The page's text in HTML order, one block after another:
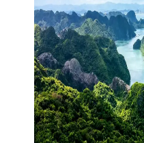
Socials
Facebook
Instagram
Twitter